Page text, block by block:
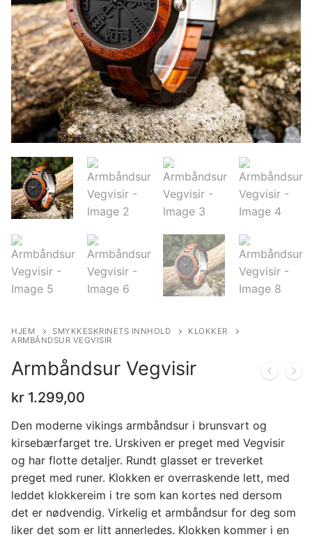
HJEM SMYKKESKRINETS INNHOLD
KLOKKER
ARMBÅNDSUR VEGVISIR
Armbåndsur Vegvisir
kr 1.299,00
Den moderne vikings armbåndsur i brunsvart og
kirsebærfarget tre. Urskiven er preget med Vegvisir
og har flotte detaljer. Rundt glasset er treverket
preget med runer. Klokken er overraskende lett, med
leddet klokkereim i tre som kan kortes ned dersom
det er nødvendig. Virkelig et armbåndsur for deg som
liker det som er litt annerledes. Klokken kommer i en